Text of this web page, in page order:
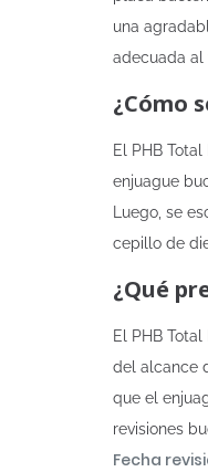
una
adecuada al
¿Cómo
El PHB
enjuague
Luego, se
cepillo de
¿Qué
El PHB
del alcance
que el
revisiones
Fecha